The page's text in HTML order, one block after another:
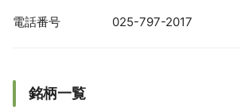
電話番号 025-797-2017
銘柄一覧